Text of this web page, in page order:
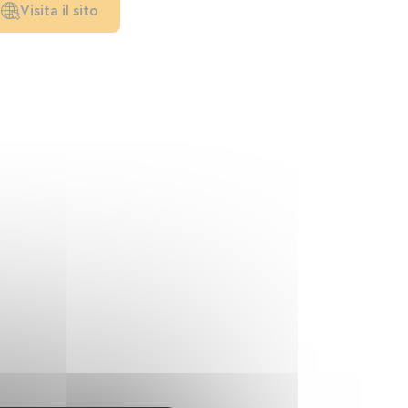
Visita il sito